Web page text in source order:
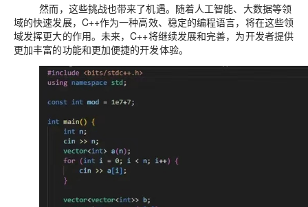
然而，这些挑战也带来了机遇。随着人工智能、大数据等领
域的快速发展，C++作为一种高效、稳定的编程语言，将在这些领
域发挥更大的作用。未来，C++将继续发展和完善，为开发者提供
更加丰富的功能和更加便捷的开发体验。